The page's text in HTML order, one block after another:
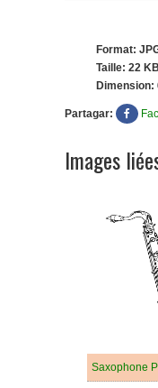
Format:
Taille: 22 KB
Dimension:
Partagar:
Images
Saxophone